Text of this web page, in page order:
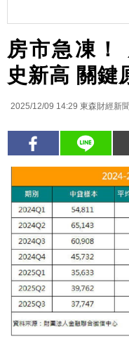
房市急凍！
史新高 關鍵
2025/12/09 14:29 東森財經新聞